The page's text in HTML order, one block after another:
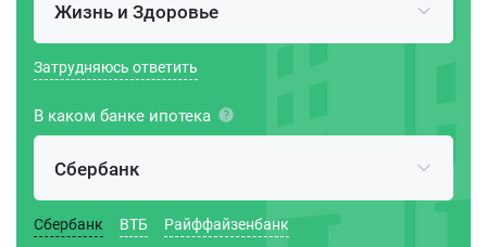
Жизнь и Здоровье
Затрудняюсь ответить
В каком банке ипотека
Сбербанк
Сбербанк ВТБ Райффайзенбанк